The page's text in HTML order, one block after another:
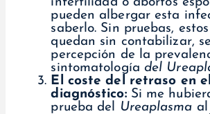
pueden albergar esta
saberlo. Sin pruebas,
quedan sin contabilizar,
percepción de la
sintomatología del
El coste del retraso en el
diagnóstico:Si me
prueba del Ureaplasma